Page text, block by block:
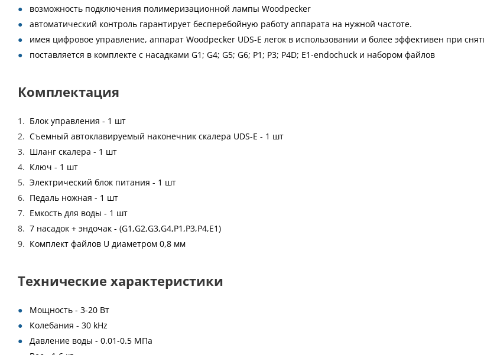
возможность подключения полимеризационной лампы Woodpecker
автоматический контроль гарантирует бесперебойную работу аппарата на нужной частоте.
имея цифровое управление, аппарат Woodpecker UDS-E легок в использовании и более эффективен при
поставляется в комплекте с насадками G1; G4; G5; G6; Р1; P3; P4D; E1-endochuck и набором файлов
Комплектация
Блок управления - 1 шт
Съемный автоклавируемый наконечник скалера UDS-E - 1 шт
Шланг скалера - 1 шт
Ключ - 1 шт
Электрический блок питания - 1 шт
Педаль ножная - 1 шт
Емкость для воды - 1 шт
7 насадок + эндочак - (G1,G2,G3,G4,P1,P3,P4,E1)
Комплект файлов U диаметром 0,8 мм
Технические характеристики
Мощность - 3-20 Вт
Колебания - 30 kHz
Давление воды - 0.01-0.5 МПа